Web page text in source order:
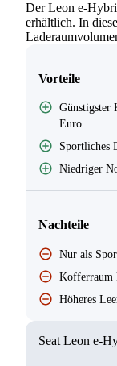
Der Leon e-
erhältlich. In
Vorteile
Günstigster
Euro
Sportliches
Niedriger
Nachteile
Nur als
Kofferraum
Höheres
Seat Leon e-